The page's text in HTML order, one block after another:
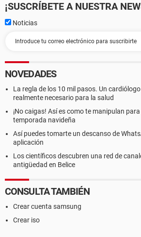
¡SUSCRÍBETE A NUESTRA
Noticias
NOVEDADES
La regla de los 10 mil pasos. Un
realmente necesario para la salud
¡No caigas! Así es como te manipulan
temporada navideña
Así puedes tomarte un descanso de
aplicación
Los científicos descubren una red de
antigüedad en Belice
CONSULTA TAMBIÉN
Crear cuenta samsung
Crear iso